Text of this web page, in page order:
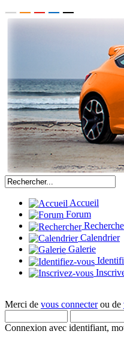
Accueil
Forum
Calendrier
Galerie
Merci de vous connecterou de
Connexion avec identifiant,